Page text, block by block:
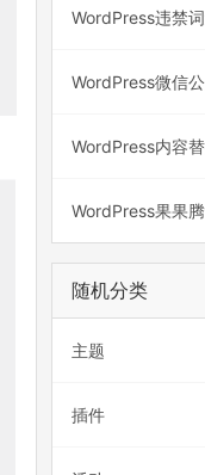
WordPress违禁
WordPress微信
WordPress内容
WordPress果果
随机分类
主题
插件